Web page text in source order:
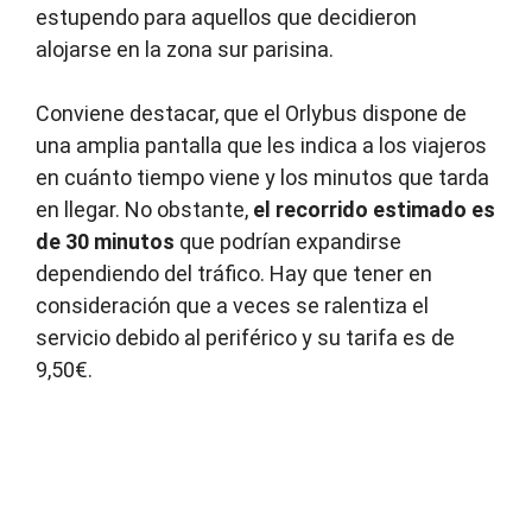
estupendo para aquellos que decidieron
alojarse en la zona sur parisina.
Conviene destacar, que el Orlybus dispone de
una amplia pantalla que les indica a los viajeros
en cuánto tiempo viene y los minutos que tarda
en llegar. No obstante, el recorrido estimado es
de 30 minutos que podrían expandirse
dependiendo del tráfico. Hay que tener en
consideración que a veces se ralentiza el
servicio debido al periférico y su tarifa es de
9,50€.